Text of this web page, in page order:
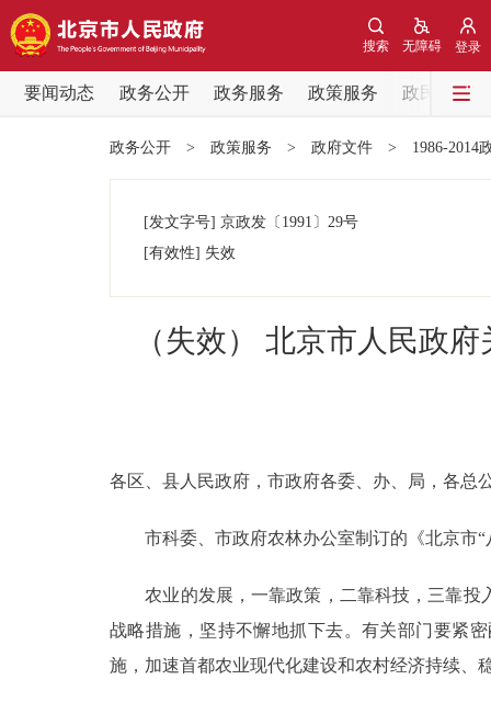
登录
无障碍
搜索
要闻动态 政务公开 政务服务 政策服务
政民互动
党中央精神
政策兑现
决策公开
政务服务
个人服务
政务公开 > 政策服务 > 政府文件 > 1986-2014
[发文字号] 京政发 〔1991〕 29号
[有效性] 失效
（失效） 北京市人民政
各区、县人民政府，市政府各委、办、局，各总
市科委、市政府农林办公室制订的《北京市“
农业的发展，一靠政策，二靠科技，三靠投
战略措施，坚持不懈地抓下去。有关部门要紧
施，加速首都农业现代化建设和农村经济持续、